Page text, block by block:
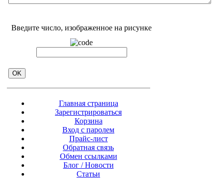
Введите число, изображенное на рисунке
Главная страница
Зарегистрироваться
Корзина
Вход с паролем
Прайс-лист
Обратная связь
Обмен ссылками
Блог / Новости
Статьи